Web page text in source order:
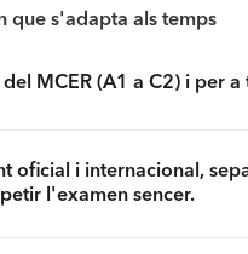
que s'adapta als temps
MCER (A1 a C2) i per a
oficial i internacional,
l'examen sencer.